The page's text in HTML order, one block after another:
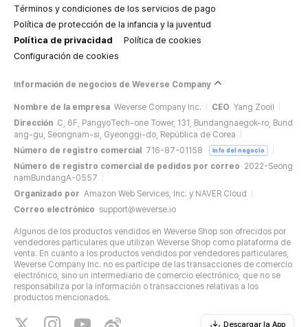
Términos y condiciones de los servicios de pago
Política de protección de la infancia y la juventud
Política de privacidad
Política de cookies
Configuración de cookies
Información de negocios de Weverse Company
Nombre de la empresa Weverse Company Inc. CEO Yang Zooil
Dirección C, 6F, PangyoTech-one Tower, 131, Bundangnaegok-ro, Bund
ang-gu, Seongnam-si, Gyeonggi-do, República de Corea
Número de registro comercial
716-87-01158 Info del negocio
Número de registro comercial de pedidos por correo 2022-Seong
namBundangA-0557
Organizado por Amazon Web Services, Inc. y NAVER Cloud
Correo electrónico support@weverse.io
Algunos de los productos vendidos en Weverse Shop son ofrecidos por
vendedores particulares que utilizan Weverse Shop como plataforma de
venta. En cuanto a los productos vendidos por vendedores particulares,
Weverse Company Inc. no es partícipe de las transacciones de comercio
electrónico, sino un intermediario de comercio electrónico, que no se
responsabiliza por la información o transacciones relativas a los
productos mencionados.
Descargar la App